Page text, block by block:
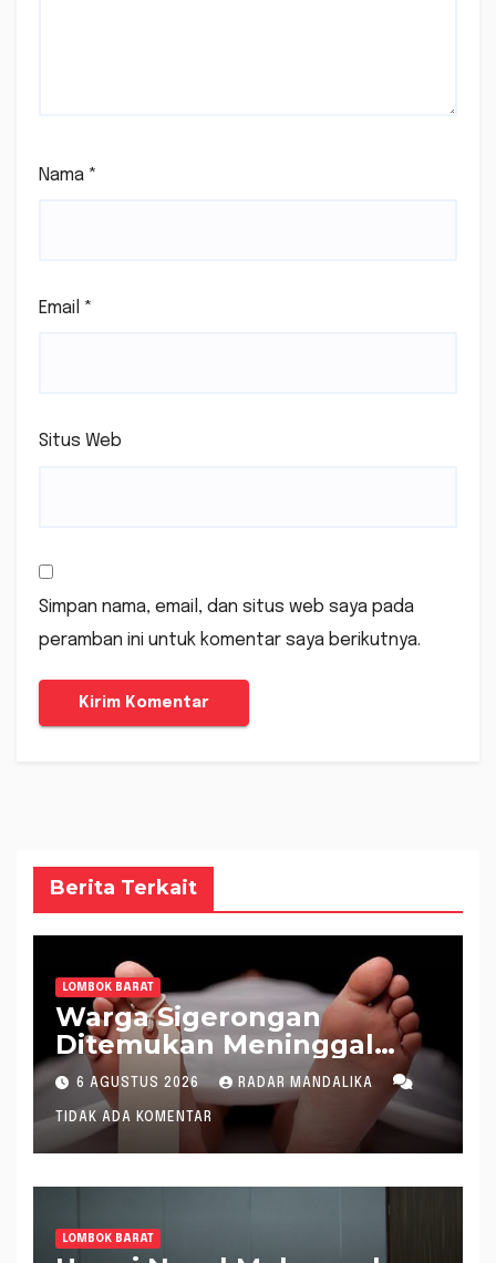
Nama *
Email *
Situs Web
Simpan nama, email, dan situs web saya pada
peramban ini untuk komentar saya berikutnya.
Berita Terkait
LOMBOK BARAT
Warga Sigerongan
Ditemukan Meninggal
saat Setrum Ikan di
Sungai
6 AGUSTUS 2026 RADAR MANDALIKA
TIDAK ADA KOMENTAR
LOMBOK BARAT